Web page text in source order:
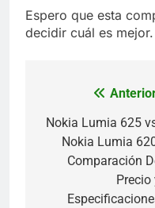
Espero que esta
decidir cuál es mejor.
Navegación
de
entradas
Nokia Lumia 625
Nokia Lumia
Comparación
Precio